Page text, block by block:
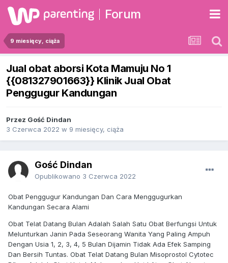
Forum
9 miesięcy, ciąża
Jual obat aborsi Kota Mamuju No 1
{{081327901663}} Klinik Jual Obat
Penggugur Kandungan
Przez Gość Dindan
3 Czerwca 2022 w 9 miesięcy, ciąża
Gość Dindan
Opublikowano 3 Czerwca 2022
Obat Penggugur Kandungan Dan Cara Menggugurkan
Kandungan Secara Alami
Obat Telat Datang Bulan Adalah Salah Satu Obat Berfungsi Untuk
Melunturkan Janin Pada Seseorang Wanita Yang Paling Ampuh
Dengan Usia 1, 2, 3, 4, 5 Bulan Dijamin Tidak Ada Efek Samping
Dan Bersih Tuntas. Obat Telat Datang Bulan Misoprostol Cytotec